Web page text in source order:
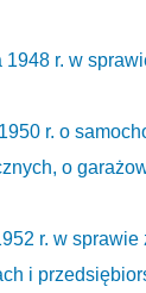
r. w
r. o
o
r. w
i